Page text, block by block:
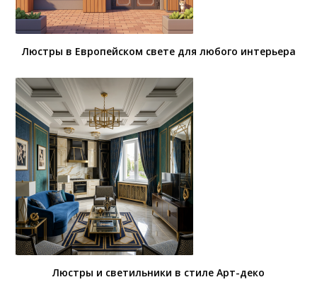
Люстры в Европейском свете для любого интерьера
Люстры и светильники в стиле Арт-деко